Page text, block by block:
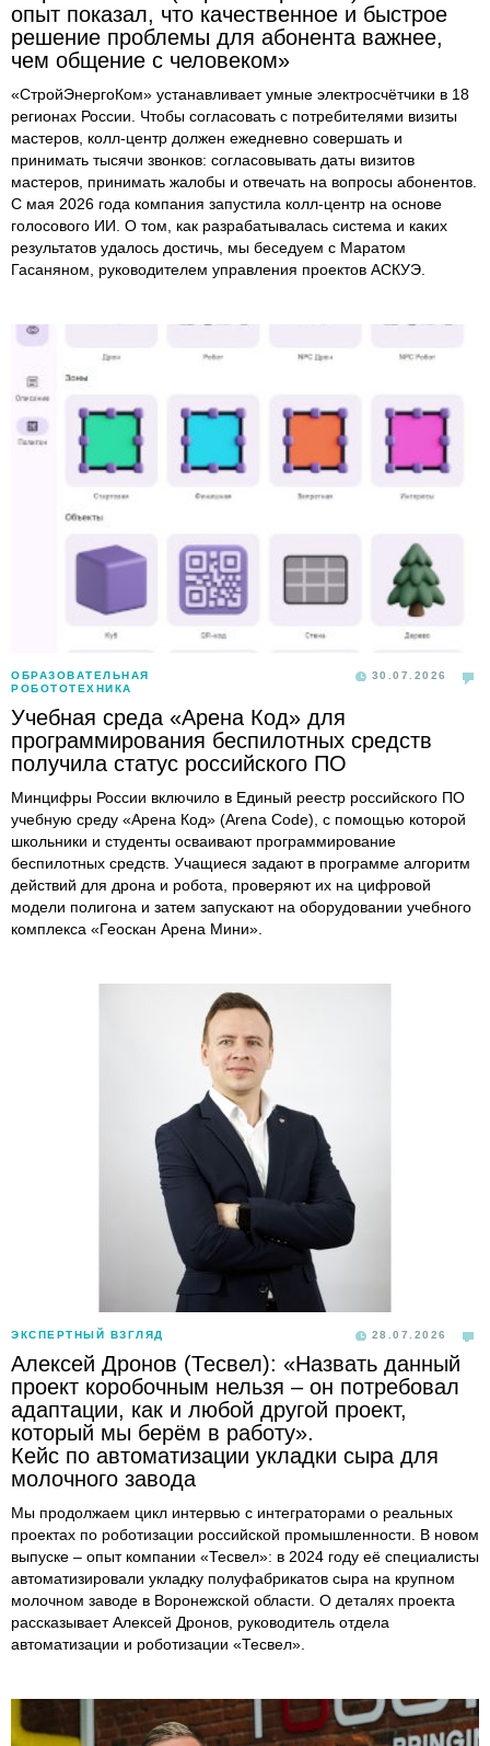
опыт показал, что качественное и быстрое
решение проблемы для абонента важнее,
чем общение с человеком»
«СтройЭнергоКом» устанавливает умные электросчётчики в 18
регионах России. Чтобы согласовать с потребителями визиты
мастеров, колл-центр должен ежедневно совершать и
принимать тысячи звонков: согласовывать даты визитов
мастеров, принимать жалобы и отвечать на вопросы абонентов.
С мая 2026 года компания запустила колл-центр на основе
голосового ИИ. О том, как разрабатывалась система и каких
результатов удалось достичь, мы беседуем с Маратом
Гасаняном, руководителем управления проектов АСКУЭ.
ОБРАЗОВАТЕЛЬНАЯ
РОБОТОТЕХНИКА
30.07.2026
Учебная среда «Арена Код» для
программирования беспилотных средств
получила статус российского ПО
Минцифры России включило в Единый реестр российского ПО
учебную среду «Арена Код» (Arena Code), с помощью которой
школьники и студенты осваивают программирование
беспилотных средств. Учащиеся задают в программе алгоритм
действий для дрона и робота, проверяют их на цифровой
модели полигона и затем запускают на оборудовании учебного
комплекса «Геоскан Арена Мини».
ЭКСПЕРТНЫЙ ВЗГЛЯД 28.07.2026
Алексей Дронов (Тесвел): «Назвать данный
проект коробочным нельзя – он потребовал
адаптации, как и любой другой проект,
который мы берём в работу».
Кейс по автоматизации укладки сыра для
молочного завода
Мы продолжаем цикл интервью с интеграторами о реальных
проектах по роботизации российской промышленности. В новом
выпуске – опыт компании «Тесвел»: в 2024 году её специалисты
автоматизировали укладку полуфабрикатов сыра на крупном
молочном заводе в Воронежской области. О деталях проекта
рассказывает Алексей Дронов, руководитель отдела
автоматизации и роботизации «Тесвел».